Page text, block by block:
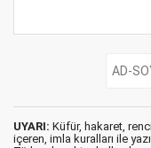
UYARI: Küfür, hakaret,
içeren, imla kuralları ile